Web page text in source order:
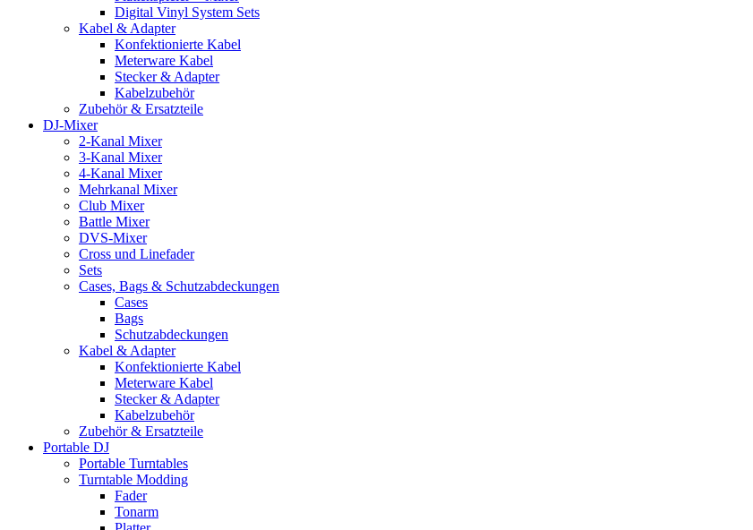
Digital Vinyl System Sets
Kabel & Adapter
Konfektionierte Kabel
Meterware Kabel
Stecker & Adapter
Kabelzubehör
Zubehör & Ersatzteile
DJ-Mixer
2-Kanal Mixer
3-Kanal Mixer
4-Kanal Mixer
Mehrkanal Mixer
Club Mixer
Battle Mixer
DVS-Mixer
Cross und Linefader
Sets
Cases, Bags & Schutzabdeckungen
Cases
Bags
Schutzabdeckungen
Kabel & Adapter
Konfektionierte Kabel
Meterware Kabel
Stecker & Adapter
Kabelzubehör
Zubehör & Ersatzteile
Portable DJ
Portable Turntables
Turntable Modding
Fader
Tonarm